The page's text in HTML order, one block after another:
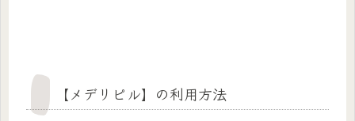
【メデリピル】の利用方法